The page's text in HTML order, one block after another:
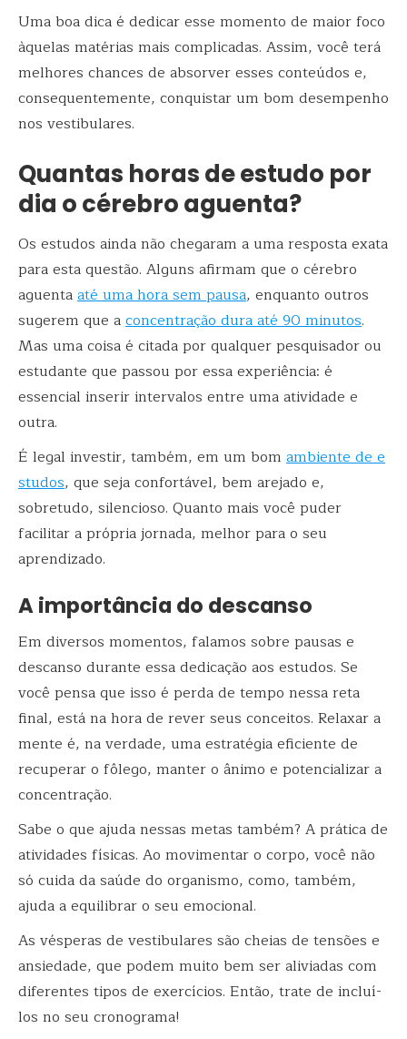
Uma boa dica é dedicar esse momento de maior foco
àquelas matérias mais complicadas. Assim, você terá
melhores chances de absorver esses conteúdos e,
consequentemente, conquistar um bom desempenho
nos vestibulares.
Quantas horas de estudo por
dia o cérebro aguenta?
Os estudos ainda não chegaram a uma resposta exata
para esta questão. Alguns afirmam que o cérebro
aguentaaté uma hora sem pausa, enquanto outros
sugerem que aconcentração dura até 90 minutos.
Mas uma coisa é citada por qualquer pesquisador ou
estudante que passou por essa experiência: é
essencial inserir intervalos entre uma atividade e
outra.
É legal investir, também, em um bom ambiente de e
studos, que seja confortável, bem arejado e,
sobretudo, silencioso. Quanto mais você puder
facilitar a própria jornada, melhor para o seu
aprendizado.
A importância do descanso
Em diversos momentos, falamos sobre pausas e
descanso durante essa dedicação aos estudos. Se
você pensa que isso é perda de tempo nessa reta
final, está na hora de rever seus conceitos. Relaxar a
mente é, na verdade, uma estratégia eficiente de
recuperar o fôlego, manter o ânimo e potencializar a
concentração.
Sabe o que ajuda nessas metas também? A prática de
atividades físicas. Ao movimentar o corpo, você não
só cuida da saúde do organismo, como, também,
ajuda a equilibrar o seu emocional.
As vésperas de vestibulares são cheias de tensões e
ansiedade, que podem muito bem ser aliviadas com
diferentes tipos de exercícios. Então, trate de incluí-
los no seu cronograma!